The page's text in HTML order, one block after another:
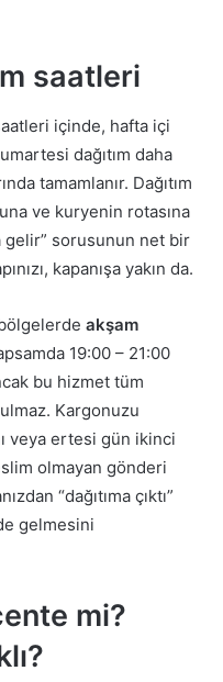
saatleri
içinde, hafta içi
dağıtım daha
tamamlanır. Dağıtım
ve kuryenin rotasına
sorusunun net bir
kapanışa yakın da.
akşam
19:00 – 21:00
bu hizmet tüm
Kargonuzu
veya ertesi gün ikinci
olmayan gönderi
“dağıtıma çıktı”
gelmesini
mi?